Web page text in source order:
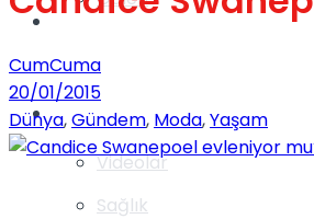
Videolar
Gündem
Yaşam
Sağlık
CumCuma
20/01/2015
Dünya,Gündem, Moda,Yaşam